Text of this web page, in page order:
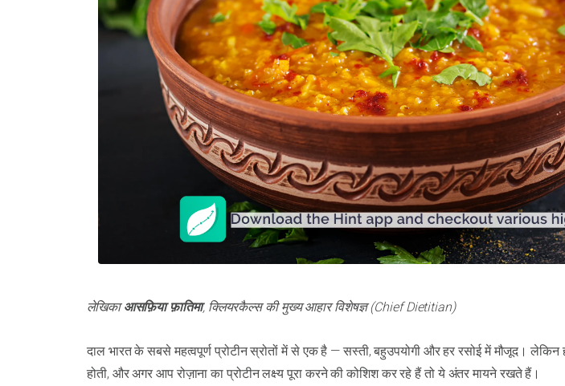
लेखिकाआसफ़िया फ़ातिमा, क्लियरकैल्स की मुख्य आहार विशेषज्ञ (Chief Dietitian)
दाल भारत के सबसे महत्वपूर्ण प्रोटीन स्रोतों में से एक है — सस्ती, बहुउपयोगी और हर रसोई में मौजूद। लेकिन
होती, और अगर आप रोज़ाना का प्रोटीन लक्ष्य पूरा करने की कोशिश कर रहे हैं तो ये अंतर मायने रखते हैं।